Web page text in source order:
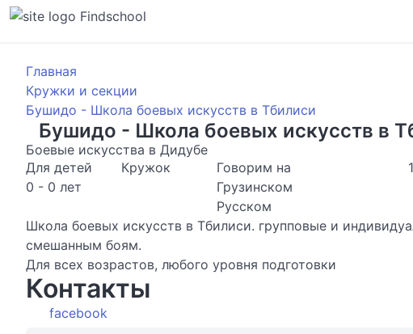
Findschool
Главная
Кружки и секции
Бушидо - Школа боевых искусств в Тбилиси
Бушидо - Школа боевых искусств в
Боевые искусства в Дидубе
Для детей
0 - 0 лет
Кружок
Говорим на
Грузинском
Русском
Школа боевых искусств в Тбилиси. групповые и
смешанным боям.
Для всех возрастов, любого уровня подготовки
Контакты
facebook